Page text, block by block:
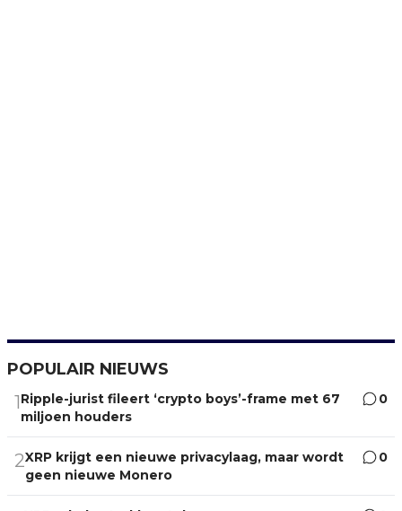
POPULAIR NIEUWS
1Ripple-jurist fileert ‘crypto boys’-frame met 67
miljoen houders
0
2XRP krijgt een nieuwe privacylaag, maar wordt
geen nieuwe Monero
0